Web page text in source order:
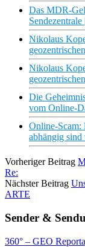
Das MDR-
Nikolaus
Nikolaus
Die
vom Online-
Online-Scam:
abhängig
Vorheriger Beitrag
Re:
Nächster Beitrag
ARTE
Sender &
360° – GEO